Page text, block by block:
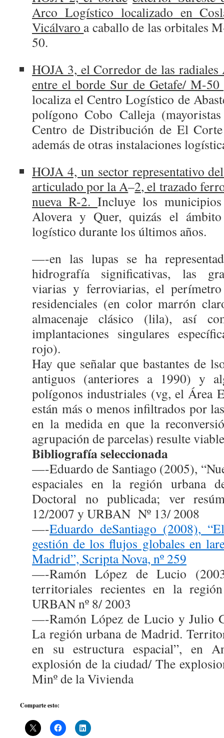
Arco Logístico localizado en
Vicálvaro a caballo de las orbitales
50.
HOJA 3, el Corredor de las
entre el borde Sur de Getafe/ M-
localiza el Centro Logístico de
polígono Cobo Calleja
Centro de Distribución de El
además de otras instalaciones
HOJA 4, un sector representativo
articulado por la A–2, el trazado
nueva R-2. Incluye los
Alovera y Quer, quizás el
logístico durante los últimos años.
—-en las lupas se ha
hidrografía significativas, las
viarias y ferroviarias, el
residenciales (en color marrón
almacenaje clásico (lila), así
implantaciones singulares
rojo).
Hay que señalar que bastantes de
antiguos (anteriores a 1990) y
polígonos industriales (vg, el Área
están más o menos infiltrados por
en la medida en que la
agrupación de parcelas) resulte
Bibliografía seleccionada
—-Eduardo de Santiago (2005),
espaciales en la región urbana
Doctoral no publicada; ver
12/2007 y URBAN Nº 13/ 2008
—-Eduardo deSantiago (2008),
gestión de los flujos globales en
Madrid”, Scripta Nova, nº 259
—-Ramón López de Lucio
territoriales recientes en la
URBAN nº 8/ 2003
—-Ramón López de Lucio y Julio
La región urbana de Madrid.
en su estructura espacial”, en
explosión de la ciudad/ The
Minº de la Vivienda
Comparte esto: